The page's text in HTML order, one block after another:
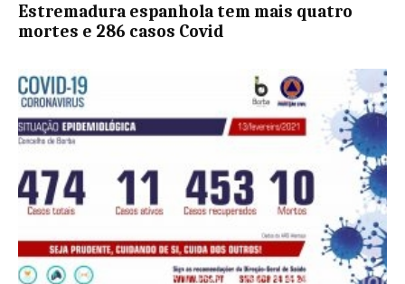
Estremadura espanhola tem mais quatro
mortes e 286 casos Covid